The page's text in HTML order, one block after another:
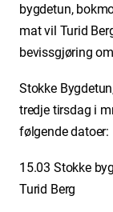
bygdetun,
mat vil Turid
bevissgjøring
Stokke
tredje tirsdag i
følgende datoer:
15.03 Stokke
Turid Berg